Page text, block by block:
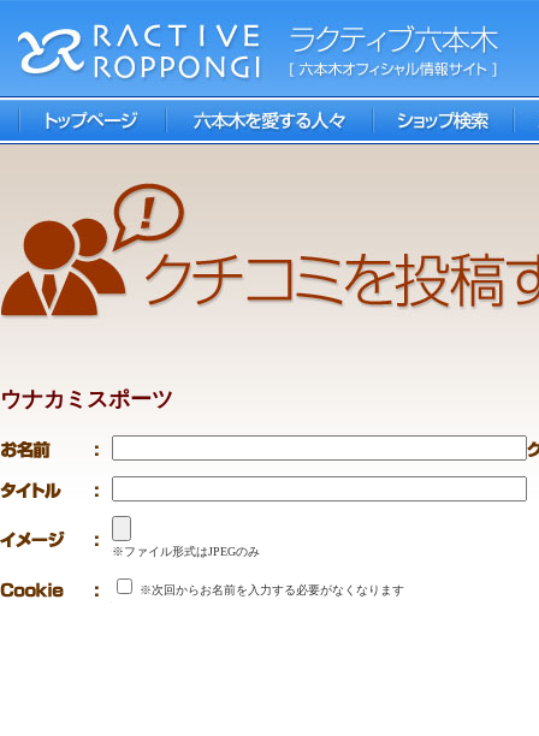
ウナカミスポーツ
※ファイル形式はJPEGのみ
※次回からお名前を入力する必要がなくなります